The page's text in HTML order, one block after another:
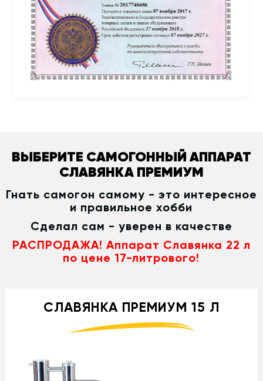
ВЫБЕРИТЕ САМОГОННЫЙ АППАРАТ
СЛАВЯНКА ПРЕМИУМ
Гнать самогон самому - это интересное
и правильное хобби
Сделал сам - уверен в качестве
РАСПРОДАЖА! Аппарат Славянка 22 л
по цене 17-литрового!
СЛАВЯНКА ПРЕМИУМ 15 Л